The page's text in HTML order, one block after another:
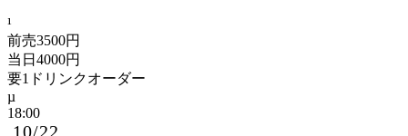
前売3500円
当日4000円
要1ドリンクオーダー
18:00
10/22